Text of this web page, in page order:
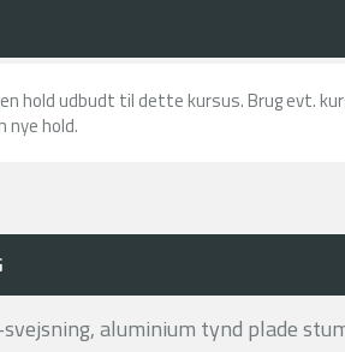
hold udbudt til dette kursus. Brug evt.
nye hold.
aluminium tynd plade